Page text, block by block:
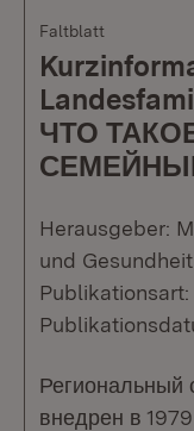
Faltblatt
ЧТО
Herausgeber:
und Gesundheit
Региональный
внедрен в